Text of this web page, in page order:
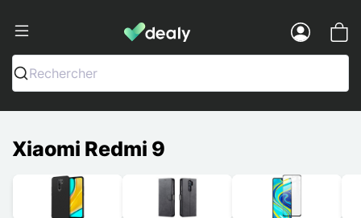
Dealy - Hüllen und Zubehör für
Rechercher
Xiaomi Redmi 9